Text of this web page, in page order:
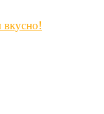
вкусно!